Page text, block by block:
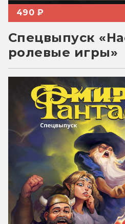
490 ₽
Спецвыпуск
ролевые игры»